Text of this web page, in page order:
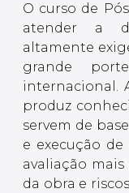
O curso de
atender a
altamente
grande
internacional.
produz
servem de
e execução
avaliação
da obra e